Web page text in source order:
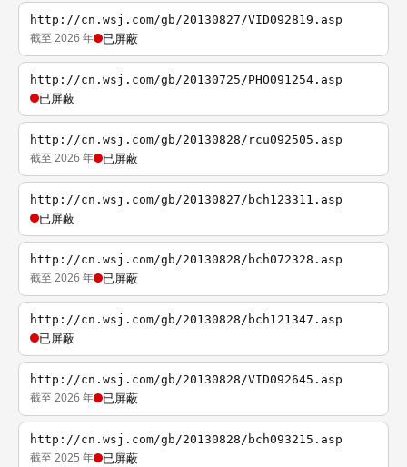
http://cn.wsj.com/gb/20130827/VID092819.asp
截至 2026 年 已屏蔽
http://cn.wsj.com/gb/20130725/PHO091254.asp
已屏蔽
http://cn.wsj.com/gb/20130828/rcu092505.asp
截至 2026 年 已屏蔽
http://cn.wsj.com/gb/20130827/bch123311.asp
已屏蔽
http://cn.wsj.com/gb/20130828/bch072328.asp
截至 2026 年 已屏蔽
http://cn.wsj.com/gb/20130828/bch121347.asp
已屏蔽
http://cn.wsj.com/gb/20130828/VID092645.asp
截至 2026 年 已屏蔽
http://cn.wsj.com/gb/20130828/bch093215.asp
截至 2025 年 已屏蔽